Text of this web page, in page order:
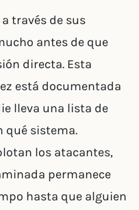
través de sus
antes de que
directa. Esta
está documentada
lleva una lista de
qué sistema.
los atacantes,
permanece
hasta que alguien